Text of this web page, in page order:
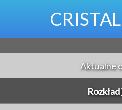
Aktualne